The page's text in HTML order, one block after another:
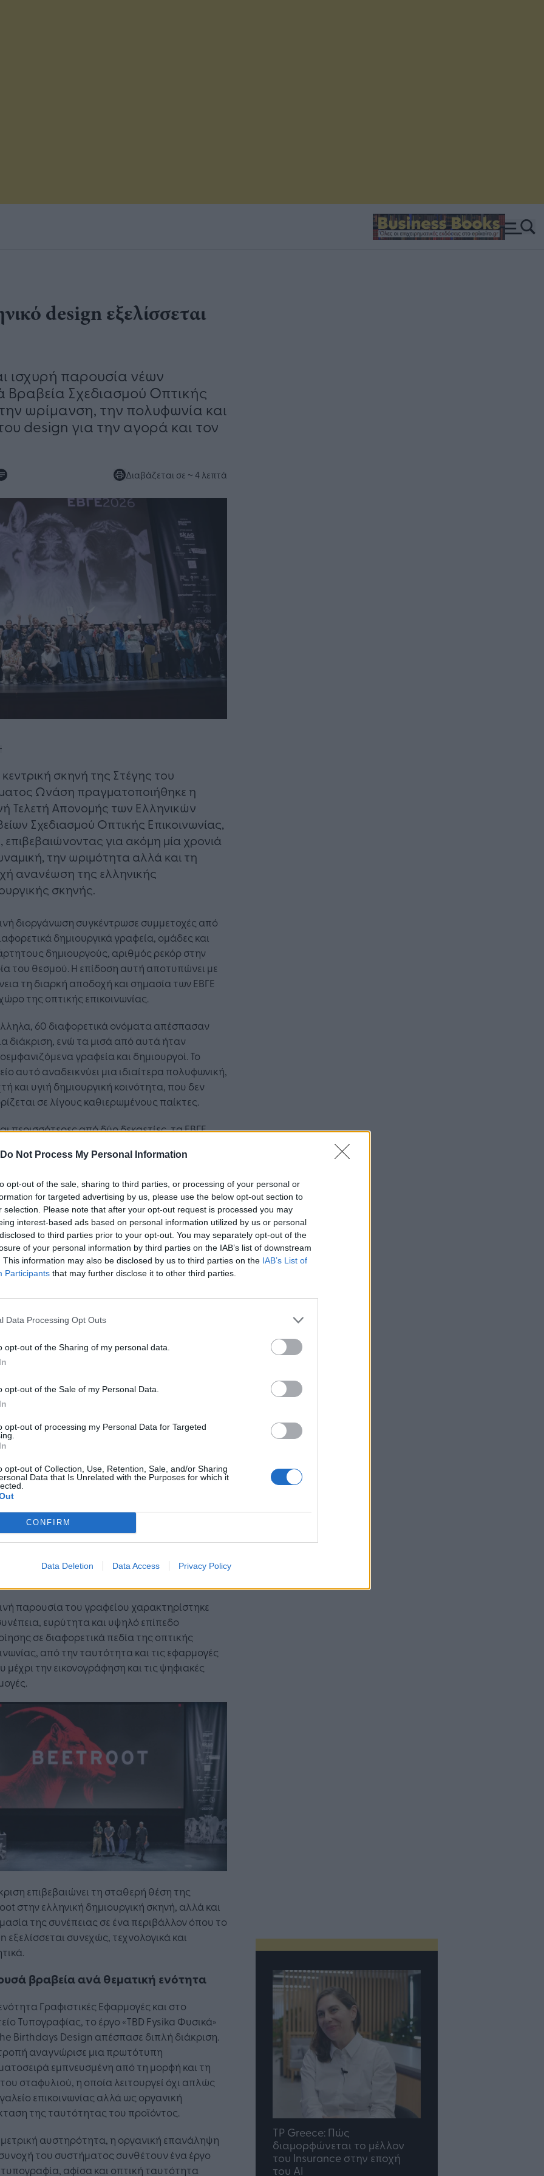
Do Not Process My Personal Information
opt-out of the sale, sharing to third parties, or processing of your personal or
for targeted advertising by us, please use the below opt-out section to
selection. Please note that after your opt-out request is processed you may
interest-based ads based on personal information utilized by us or personal
to third parties prior to your opt-out. You may separately opt-out of the
of your personal information by third parties on the IAB’s list of downstream
This information may also be disclosed by us to third parties on the IAB’s List of
Participants that may further disclose it to other third parties.
Data Processing Opt Outs
opt-out of the Sharing of my personal data.
opt-out of the Sale of my Personal Data.
opt-out of processing my Personal Data for Targeted
opt-out of Collection, Use, Retention, Sale, and/or Sharing
Data that Is Unrelated with the Purposes for which it
CONFIRM
Data Deletion Data Access Privacy Policy
design εξελίσσεται
ισχυρή παρουσία νέων
Βραβεία Σχεδιασμού Οπτικής
ωρίμανση, την πολυφωνία και
design για την αγορά και τον
Διαβάζεται σε ~ 4 λεπτά
κεντρική σκηνή της Στέγης του
Ωνάση πραγματοποιήθηκε η
Τελετή Απονομής των Ελληνικών
Σχεδιασμού Οπτικής Επικοινωνίας,
επιβεβαιώνοντας για ακόμη μία χρονιά
την ωριμότητα αλλά και τη
ανανέωση της ελληνικής
σκηνής.
διοργάνωση συγκέντρωσε συμμετοχές από
δημιουργικά γραφεία, ομάδες και
δημιουργούς, αριθμός ρεκόρ στην
του θεσμού. Η επίδοση αυτή αποτυπώνει με
τη διαρκή αποδοχή και σημασία των ΕΒΓΕ
της οπτικής επικοινωνίας.
60 διαφορετικά ονόματα απέσπασαν
διάκριση, ενώ τα μισά από αυτά ήταν
γραφεία και δημιουργοί. Το
αυτό αναδεικνύει μια ιδιαίτερα πολυφωνική,
και υγιή δημιουργική κοινότητα, που δεν
σε λίγους καθιερωμένους παίκτες.
περισσότερες από δύο δεκαετίες, τα ΕΒΓΕ
σημείο αναφοράς για την εξέλιξη του
ως εργαλείο πολιτισμού και
τη διαδικασία αξιολόγησης, την προβολή
έργων και τη δημόσια συζήτηση
την οπτική επικοινωνία, τα ΕΒΓΕ
standards ποιότητας.
με την αγορά και την αντίληψη ότι το
δεν αποτελεί απλώς αισθητική επιλογή, αλλά
αποτελούν κρίσιμα στοιχεία για
προϊόντα, brands και πολιτιστικούς
η οπτική επικοινωνία αποκτά ακόμη
βαρύτητα.
Γραφείο της Χρονιάς
βραβείο της χρονιάς, το ΜΕΓΑ ΕΒΓΕ,
τη συγκεκριμένη διάκριση για δέκατη
παρουσία του γραφείου χαρακτηρίστηκε
ευρύτητα και υψηλό επίπεδο
σε διαφορετικά πεδία της οπτικής
από την ταυτότητα και τις εφαρμογές
μέχρι την εικονογράφηση και τις ψηφιακές
επιβεβαιώνει τη σταθερή θέση της
στην ελληνική δημιουργική σκηνή, αλλά και
της συνέπειας σε ένα περιβάλλον όπου το
εξελίσσεται συνεχώς, τεχνολογικά και
βραβεία ανά θεματική ενότητα
Γραφιστικές Εφαρμογές και στο
Τυπογραφίας, το έργο «TBD Fysika Φυσικά»
Birthdays Design απέσπασε διπλή διάκριση.
αναγνώρισε μια πρωτότυπη
εμπνευσμένη από τη μορφή και τη
σταφυλιού, η οποία λειτουργεί όχι απλώς
επικοινωνίας αλλά ως οργανική
της ταυτότητας του προϊόντος.
αυστηρότητα, η οργανική επανάληψη
του συστήματος συνθέτουν ένα έργο
αφίσα και οπτική ταυτότητα
σύστημα της
Jobfind.gr ως στρατηγικός
«σύμμαχος» για κάθε
επιχείρηση και εργαζόμενο
TP Greece: Πώς
διαμορφώνεται το μέλλον
του Insurance στην εποχή
του AI